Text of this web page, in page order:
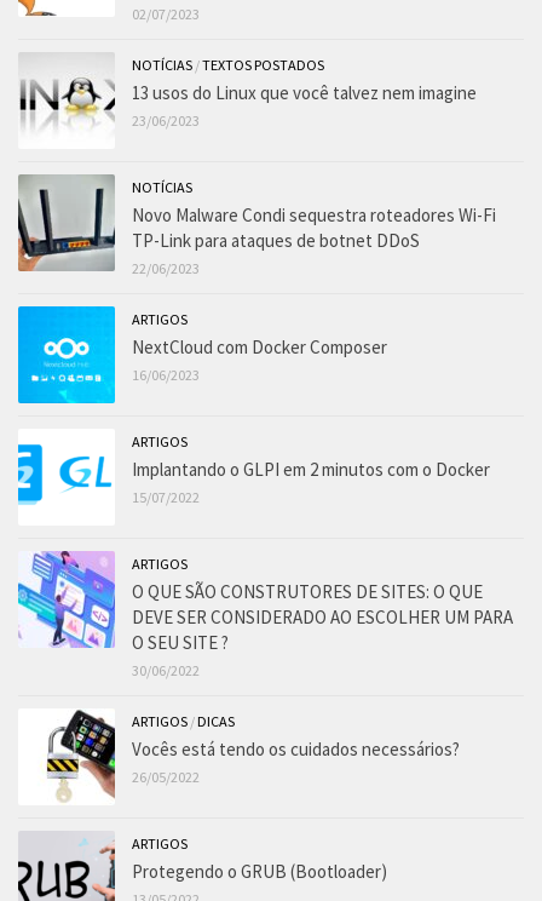
02/07/2023
NOTÍCIAS /TEXTOS POSTADOS
13 usos do Linux que você talvez nem imagine
23/06/2023
NOTÍCIAS
Novo Malware Condi sequestra roteadores Wi-Fi
TP-Link para ataques de botnet DDoS
22/06/2023
ARTIGOS
NextCloud com Docker Composer
16/06/2023
ARTIGOS
Implantando o GLPI em 2 minutos com o Docker
15/07/2022
ARTIGOS
O QUE SÃO CONSTRUTORES DE SITES: O QUE
DEVE SER CONSIDERADO AO ESCOLHER UM PARA
O SEU SITE ?
30/06/2022
ARTIGOS /DICAS
Vocês está tendo os cuidados necessários?
26/05/2022
ARTIGOS
Protegendo o GRUB (Bootloader)